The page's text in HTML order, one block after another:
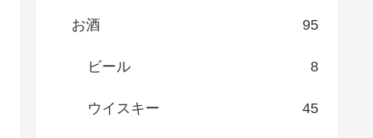
お酒 95
ビール 8
ウイスキー 45